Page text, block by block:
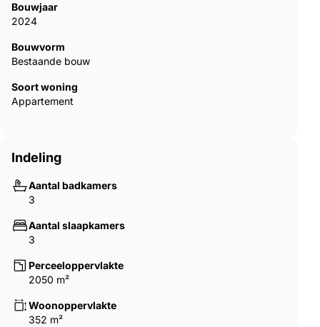
Bouwjaar
2024
Bouwvorm
Bestaande bouw
Soort woning
Appartement
Indeling
Aantal badkamers
3
Aantal slaapkamers
3
Perceeloppervlakte
2050 m²
Woonoppervlakte
352 m²